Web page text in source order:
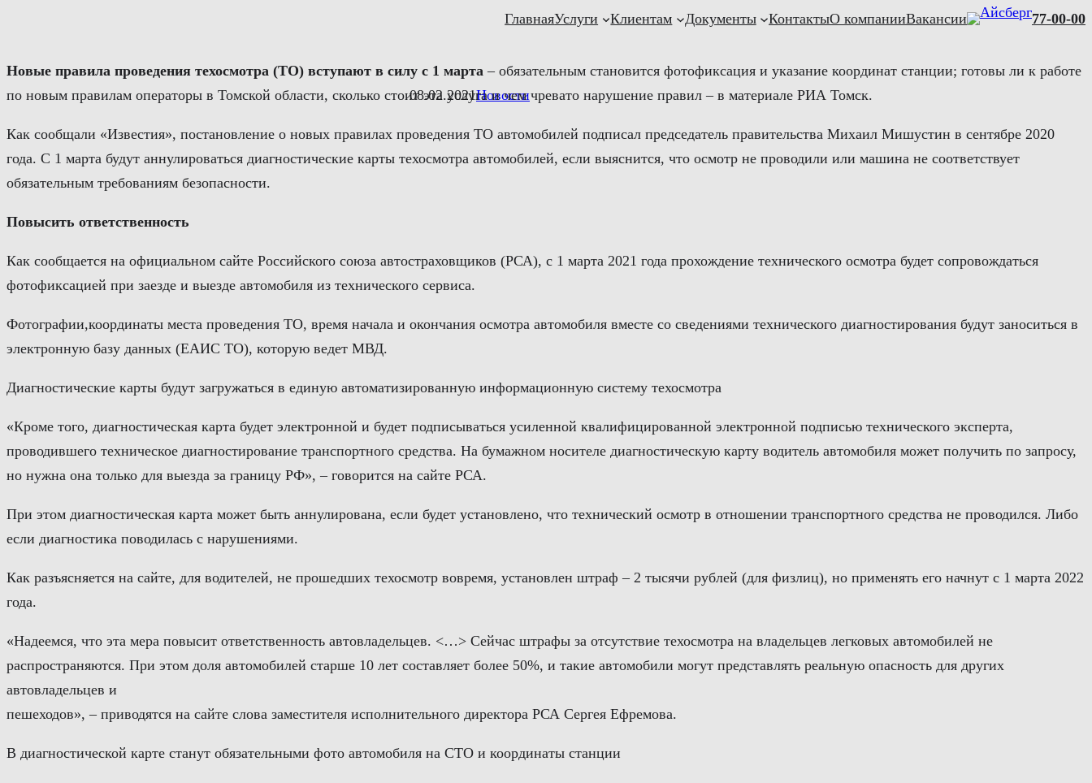
содержимому
ГлавнаяУслуги Клиентам Документы КонтактыО компанииВакансии 77-00-00
08.02.2021Новости
Новые правила проведения техосмотра (ТО) вступают в силу с 1 марта – обязательным становится фотофиксация и указание координат станции; готовы ли к работе
по новым правилам операторы в Томской области, сколько стоит эта услуга и чем чревато нарушение правил – в материале РИА Томск.
Как сообщали «Известия», постановление о новых правилах проведения ТО автомобилей подписал председатель правительства Михаил Мишустин в сентябре 2020
года. С 1 марта будут аннулироваться диагностические карты техосмотра автомобилей, если выяснится, что осмотр не проводили или машина не соответствует
обязательным требованиям безопасности.
Повысить ответственность
Как сообщается на официальном сайте Российского союза автостраховщиков (РСА), с 1 марта 2021 года прохождение технического осмотра будет сопровождаться
фотофиксацией при заезде и выезде автомобиля из технического сервиса.
Фотографии,координаты места проведения ТО, время начала и окончания осмотра автомобиля вместе со сведениями технического диагностирования будут заноситься в
электронную базу данных (ЕАИС ТО), которую ведет МВД.
Диагностические карты будут загружаться в единую автоматизированную информационную систему техосмотра
«Кроме того, диагностическая карта будет электронной и будет подписываться усиленной квалифицированной электронной подписью технического эксперта,
проводившего техническое диагностирование транспортного средства. На бумажном носителе диагностическую карту водитель автомобиля может получить по запросу,
но нужна она только для выезда за границу РФ», – говорится на сайте РСА.
При этом диагностическая карта может быть аннулирована, если будет установлено, что технический осмотр в отношении транспортного средства не проводился. Либо
если диагностика поводилась с нарушениями.
Как разъясняется на сайте, для водителей, не прошедших техосмотр вовремя, установлен штраф – 2 тысячи рублей (для физлиц), но применять его начнут с 1 марта 2022
года.
«Надеемся, что эта мера повысит ответственность автовладельцев. <…> Сейчас штрафы за отсутствие техосмотра на владельцев легковых автомобилей не
распространяются. При этом доля автомобилей старше 10 лет составляет более 50%, и такие автомобили могут представлять реальную опасность для других
автовладельцев и
пешеходов», – приводятся на сайте слова заместителя исполнительного директора РСА Сергея Ефремова.
В диагностической карте станут обязательными фото автомобиля на СТО и координаты станции